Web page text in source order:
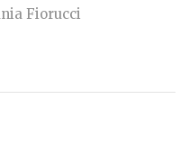
Fiorucci